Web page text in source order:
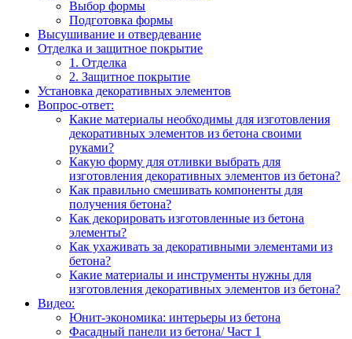
Выбор формы
Подготовка формы
Высушивание и отвердевание
Отделка и защитное покрытие
1. Отделка
2. Защитное покрытие
Установка декоративных элементов
Вопрос-ответ:
Какие материалы необходимы для изготовления
декоративных элементов из бетона своими
руками?
Какую форму для отливки выбрать для
изготовления декоративных элементов из бетона?
Как правильно смешивать компоненты для
получения бетона?
Как декорировать изготовленные из бетона
элементы?
Как ухаживать за декоративными элементами из
бетона?
Какие материалы и инструменты нужны для
изготовления декоративных элементов из бетона?
Видео:
Юнит-экономика: интерьеры из бетона
Фасадный панели из бетона/ Част 1